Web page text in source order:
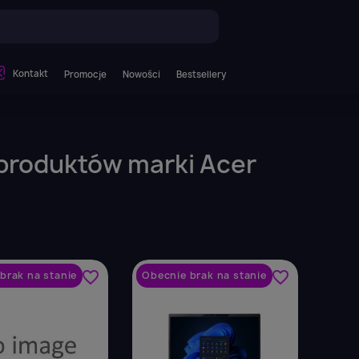
Kontakt Promocje Nowości Bestsellery
marki Acer
na stanie favorite_border Obecnie brak na stanie favorite_border